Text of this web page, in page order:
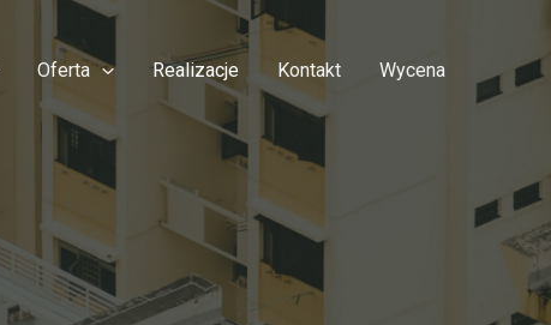
Oferta Realizacje Kontakt Wycena